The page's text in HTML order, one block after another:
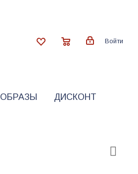
Войти
ОБРАЗЫ ДИСКОНТ